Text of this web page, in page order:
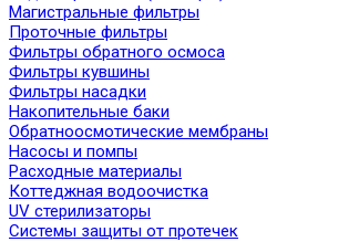
Магистральные фильтры
Проточные фильтры
Фильтры обратного осмоса
Фильтры кувшины
Фильтры насадки
Накопительные баки
Обратноосмотические мембраны
Насосы и помпы
Расходные материалы
Коттеджная водоочистка
UV стерилизаторы
Системы защиты от протечек